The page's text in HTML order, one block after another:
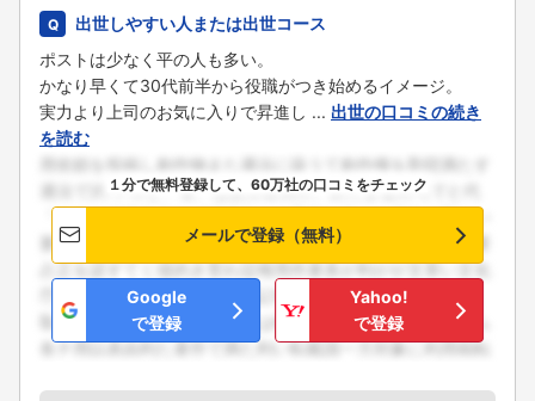
出世しやすい人または出世コース
ポストは少なく平の人も多い。
かなり早くて30代前半から役職がつき始めるイメージ。
実力より上司のお気に入りで昇進し ... 出世の口コミの続き
を読む
１分で無料登録して、60万社の口コミをチェック
メールで登録（無料）
Google
で登録
Yahoo!
で登録